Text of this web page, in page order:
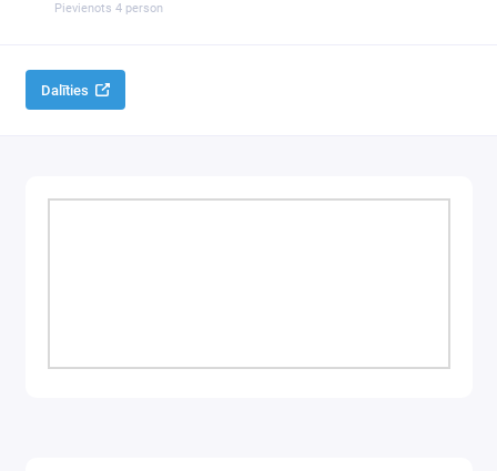
Pievienots 4 person
Dalīties